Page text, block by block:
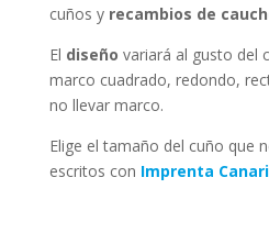
cuños y recambios de
El diseño variará al gusto del
marco cuadrado, redondo,
no llevar marco.
Elige el tamaño del cuño que
escritos con Imprenta